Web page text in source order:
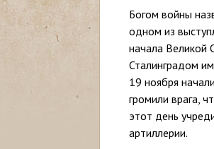
Богом войны
одном из
начала Великой
Сталинградом
19 ноября
громили врага,
этот день
артиллерии.